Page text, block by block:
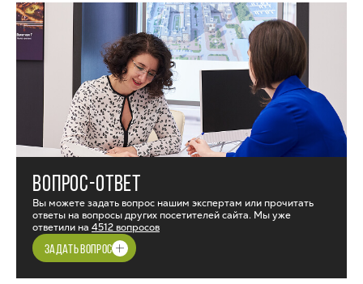
ВОПРОС-ОТВЕТ
Вы можете задать вопрос нашим экспертам или прочитать
ответы на вопросы других посетителей сайта. Мы уже
ответили на 4512 вопросов
ЗАДАТЬ ВОПРОС